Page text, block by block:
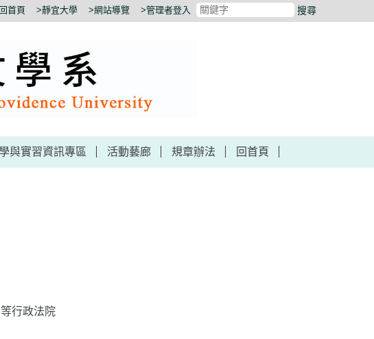
首頁 >靜宜大學 >網站導覽 >管理者登入 搜尋
與實習資訊專區 活動藝廊 規章辦法 回首頁
行政法院